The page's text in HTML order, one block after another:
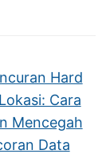
Hard
Cara
Mencegah
Data